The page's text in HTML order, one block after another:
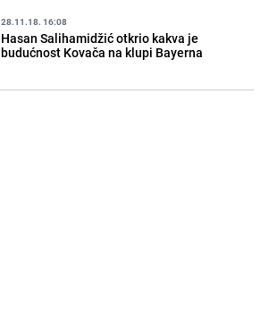
28.11.18. 16:08
Hasan Salihamidžić otkrio kakva je
budućnost Kovača na klupi Bayerna